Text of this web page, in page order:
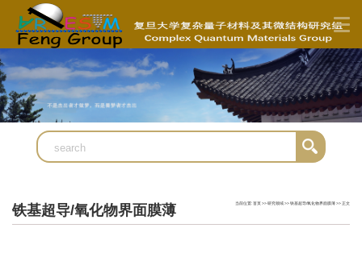
当前位置: 首页>>研究领域>>铁基超导/氧化物界面膜薄 >> 正文
铁基超导/氧化物界面膜薄